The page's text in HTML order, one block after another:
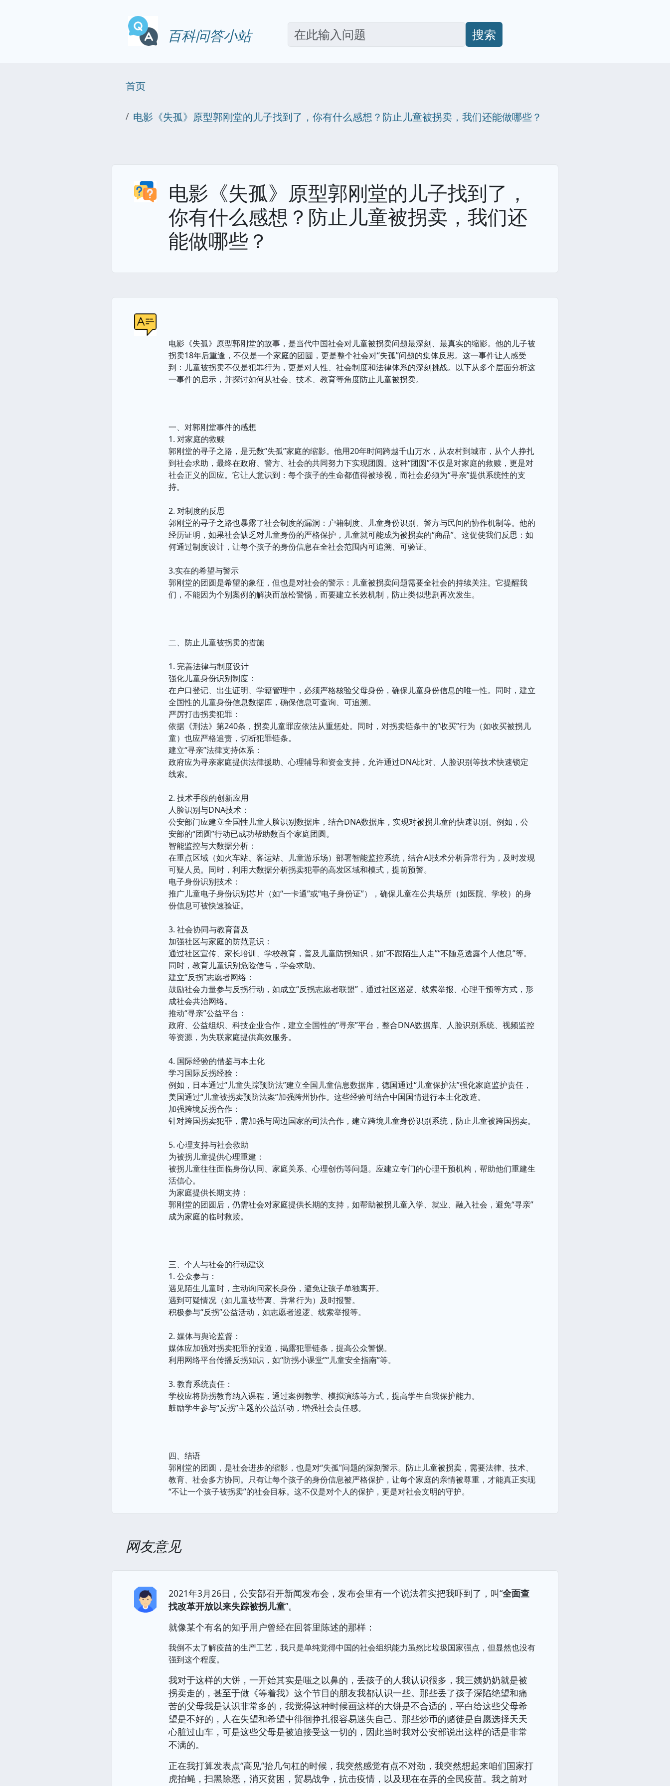
百科问答小站 搜索
首页
电影《失孤》原型郭刚堂的儿子找到了，你有什么感想？防止儿童被拐卖，我们还能做哪些？
电影《失孤》原型郭刚堂的儿子找到了，
你有什么感想？防止儿童被拐卖，我们还
能做哪些？
电影《失孤》原型郭刚堂的故事，是当代中国社会对儿童被拐卖问题最深刻、最真实的缩影。他的儿子被
拐卖18年后重逢，不仅是一个家庭的团圆，更是整个社会对“失孤”问题的集体反思。这一事件让人感受
到：儿童被拐卖不仅是犯罪行为，更是对人性、社会制度和法律体系的深刻挑战。以下从多个层面分析这
一事件的启示，并探讨如何从社会、技术、教育等角度防止儿童被拐卖。
一、对郭刚堂事件的感想
1. 对家庭的救赎
郭刚堂的寻子之路，是无数“失孤”家庭的缩影。他用20年时间跨越千山万水，从农村到城市，从个人挣扎
到社会求助，最终在政府、警方、社会的共同努力下实现团圆。这种“团圆”不仅是对家庭的救赎，更是对
社会正义的回应。它让人意识到：每个孩子的生命都值得被珍视，而社会必须为“寻亲”提供系统性的支
持。
2. 对制度的反思
郭刚堂的寻子之路也暴露了社会制度的漏洞：户籍制度、儿童身份识别、警方与民间的协作机制等。他的
经历证明，如果社会缺乏对儿童身份的严格保护，儿童就可能成为被拐卖的“商品”。这促使我们反思：如
何通过制度设计，让每个孩子的身份信息在全社会范围内可追溯、可验证。
3.实在的希望与警示
郭刚堂的团圆是希望的象征，但也是对社会的警示：儿童被拐卖问题需要全社会的持续关注。它提醒我
们，不能因为个别案例的解决而放松警惕，而要建立长效机制，防止类似悲剧再次发生。
二、防止儿童被拐卖的措施
1. 完善法律与制度设计
强化儿童身份识别制度：
在户口登记、出生证明、学籍管理中，必须严格核验父母身份，确保儿童身份信息的唯一性。同时，建立
全国性的儿童身份信息数据库，确保信息可查询、可追溯。
严厉打击拐卖犯罪：
依据《刑法》第240条，拐卖儿童罪应依法从重惩处。同时，对拐卖链条中的“收买”行为（如收买被拐儿
童）也应严格追责，切断犯罪链条。
建立“寻亲”法律支持体系：
政府应为寻亲家庭提供法律援助、心理辅导和资金支持，允许通过DNA比对、人脸识别等技术快速锁定
线索。
2. 技术手段的创新应用
人脸识别与DNA技术：
公安部门应建立全国性儿童人脸识别数据库，结合DNA数据库，实现对被拐儿童的快速识别。例如，公
安部的“团圆”行动已成功帮助数百个家庭团圆。
智能监控与大数据分析：
在重点区域（如火车站、客运站、儿童游乐场）部署智能监控系统，结合AI技术分析异常行为，及时发现
可疑人员。同时，利用大数据分析拐卖犯罪的高发区域和模式，提前预警。
电子身份识别技术：
推广儿童电子身份识别芯片（如“一卡通”或“电子身份证”），确保儿童在公共场所（如医院、学校）的身
份信息可被快速验证。
3. 社会协同与教育普及
加强社区与家庭的防范意识：
通过社区宣传、家长培训、学校教育，普及儿童防拐知识，如“不跟陌生人走”“不随意透露个人信息”等。
同时，教育儿童识别危险信号，学会求助。
建立“反拐”志愿者网络：
鼓励社会力量参与反拐行动，如成立“反拐志愿者联盟”，通过社区巡逻、线索举报、心理干预等方式，形
成社会共治网络。
推动“寻亲”公益平台：
政府、公益组织、科技企业合作，建立全国性的“寻亲”平台，整合DNA数据库、人脸识别系统、视频监控
等资源，为失联家庭提供高效服务。
4. 国际经验的借鉴与本土化
学习国际反拐经验：
例如，日本通过“儿童失踪预防法”建立全国儿童信息数据库，德国通过“儿童保护法”强化家庭监护责任，
美国通过“儿童被拐卖预防法案”加强跨州协作。这些经验可结合中国国情进行本土化改造。
加强跨境反拐合作：
针对跨国拐卖犯罪，需加强与周边国家的司法合作，建立跨境儿童身份识别系统，防止儿童被跨国拐卖。
5. 心理支持与社会救助
为被拐儿童提供心理重建：
被拐儿童往往面临身份认同、家庭关系、心理创伤等问题。应建立专门的心理干预机构，帮助他们重建生
活信心。
为家庭提供长期支持：
郭刚堂的团圆后，仍需社会对家庭提供长期的支持，如帮助被拐儿童入学、就业、融入社会，避免“寻亲”
成为家庭的临时救赎。
三、个人与社会的行动建议
1. 公众参与：
遇见陌生儿童时，主动询问家长身份，避免让孩子单独离开。
遇到可疑情况（如儿童被带离、异常行为）及时报警。
积极参与“反拐”公益活动，如志愿者巡逻、线索举报等。
2. 媒体与舆论监督：
媒体应加强对拐卖犯罪的报道，揭露犯罪链条，提高公众警惕。
利用网络平台传播反拐知识，如“防拐小课堂”“儿童安全指南”等。
3. 教育系统责任：
学校应将防拐教育纳入课程，通过案例教学、模拟演练等方式，提高学生自我保护能力。
鼓励学生参与“反拐”主题的公益活动，增强社会责任感。
四、结语
郭刚堂的团圆，是社会进步的缩影，也是对“失孤”问题的深刻警示。防止儿童被拐卖，需要法律、技术、
教育、社会多方协同。只有让每个孩子的身份信息被严格保护，让每个家庭的亲情被尊重，才能真正实现
“不让一个孩子被拐卖”的社会目标。这不仅是对个人的保护，更是对社会文明的守护。
网友意见
2021年3月26日，公安部召开新闻发布会，发布会里有一个说法着实把我吓到了，叫“全面查
找改革开放以来失踪被拐儿童”。
就像某个有名的知乎用户曾经在回答里陈述的那样：
我倒不太了解疫苗的生产工艺，我只是单纯觉得中国的社会组织能力虽然比垃圾国家强点，但显然也没有
强到这个程度。
我对于这样的大饼，一开始其实是嗤之以鼻的，丢孩子的人我认识很多，我三姨奶奶就是被
拐卖走的，甚至于做《等着我》这个节目的朋友我都认识一些。那些丢了孩子深陷绝望和痛
苦的父母我是认识非常多的，我觉得这种时候画这样的大饼是不合适的，平白给这些父母希
望是不好的，人在失望和希望中徘徊挣扎很容易迷失自己。那些炒币的赌徒是自愿选择天天
心脏过山车，可是这些父母是被迫接受这一切的，因此当时我对公安部说出这样的话是非常
不满的。
正在我打算发表点“高见”抬几句杠的时候，我突然感觉有点不对劲，我突然想起来咱们国家打
虎拍蝇，扫黑除恶，消灭贫困，贸易战争，抗击疫情，以及现在在弄的全民疫苗。我之前对